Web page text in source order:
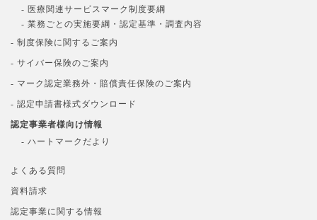
- 医療関連サービスマーク制度要綱
- 業務ごとの実施要綱・認定基準・調査内容
- 制度保険に関するご案内
- サイバー保険のご案内
- マーク認定業務外・賠償責任保険のご案内
- 認定申請書様式ダウンロード
認定事業者様向け情報
- ハートマークだより
よくある質問
資料請求
認定事業に関する情報